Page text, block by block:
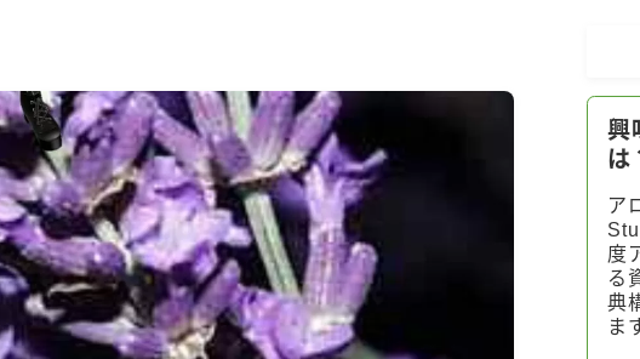
おすすめ商品＆レビュー
★スペシャルアロマハーブ４択クイズ
(kindle出版限定)
FAQ